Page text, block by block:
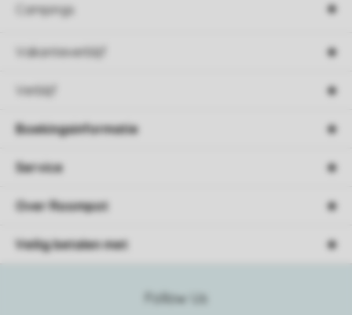
Campings
Vakantieverblijf
Verblijf
Follow Us
Boekingsinformatie
Service
Over Roompot
Veilig betalen met